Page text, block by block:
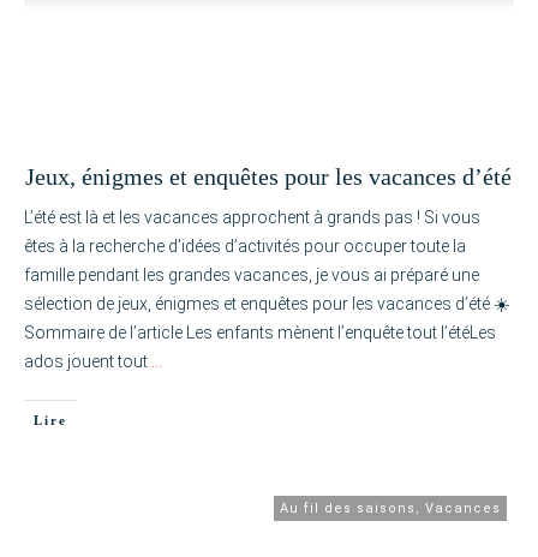
Jeux, énigmes et enquêtes pour les vacances d’été
L’été est là et les vacances approchent à grands pas ! Si vous
êtes à la recherche d’idées d’activités pour occuper toute la
famille pendant les grandes vacances, je vous ai préparé une
sélection de jeux, énigmes et enquêtes pour les vacances d’été ☀️
Sommaire de l’article Les enfants mènent l’enquête tout l’étéLes
ados jouent tout
Lire
Au fil des saisons , Vacances